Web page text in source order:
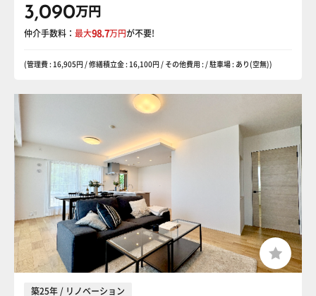
3,090万円
仲介手数料： 最大98.7万円が不要!
(管理費 : 16,905円 / 修繕積立金 : 16,100円 / その他費用 : / 駐車場 : あり(空無))
築25年 / リノベーション